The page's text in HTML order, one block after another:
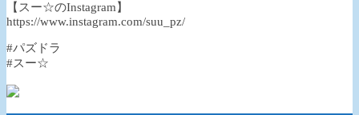
【スー☆のInstagram】
https://www.instagram.com/suu_pz/
#パズドラ
#スー☆